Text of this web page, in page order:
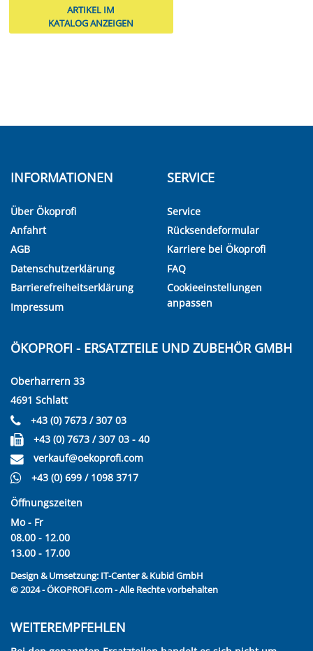
ARTIKEL IM
KATALOG ANZEIGEN
INFORMATIONEN
Über Ökoprofi
Anfahrt
AGB
Datenschutzerklärung
Barrierefreiheitserklärung
Impressum
SERVICE
Service
Rücksendeformular
Karriere bei Ökoprofi
FAQ
Cookieeinstellungen
anpassen
ÖKOPROFI - ERSATZTEILE UND ZUBEHÖR GMBH
Oberharrern 33
4691 Schlatt
+43 (0) 7673 / 307 03
+43 (0) 7673 / 307 03 - 40
verkauf@oekoprofi.com
+43 (0) 699 / 1098 3717
Öffnungszeiten
Mo - Fr
08.00 - 12.00
13.00 - 17.00
Design & Umsetzung: IT-Center & Kubid GmbH
© 2024 - ÖKOPROFI.com - Alle Rechte vorbehalten
WEITEREMPFEHLEN